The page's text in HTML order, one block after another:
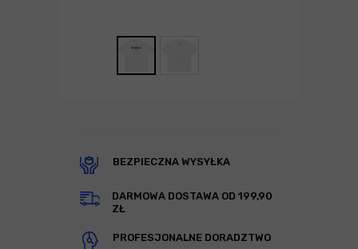
BEZPIECZNA WYSYŁKA
DARMOWA DOSTAWA OD 199,90
ZŁ
PROFESJONALNE DORADZTWO